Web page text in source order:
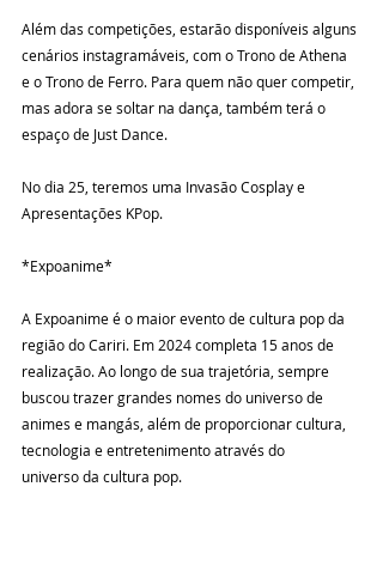
Além das competições, estarão disponíveis alguns
cenários instagramáveis, com o Trono de Athena
e o Trono de Ferro. Para quem não quer competir,
mas adora se soltar na dança, também terá o
espaço de Just Dance.
No dia 25, teremos uma Invasão Cosplay e
Apresentações KPop.
*Expoanime*
A Expoanime é o maior evento de cultura pop da
região do Cariri. Em 2024 completa 15 anos de
realização. Ao longo de sua trajetória, sempre
buscou trazer grandes nomes do universo de
animes e mangás, além de proporcionar cultura,
tecnologia e entretenimento através do
universo da cultura pop.